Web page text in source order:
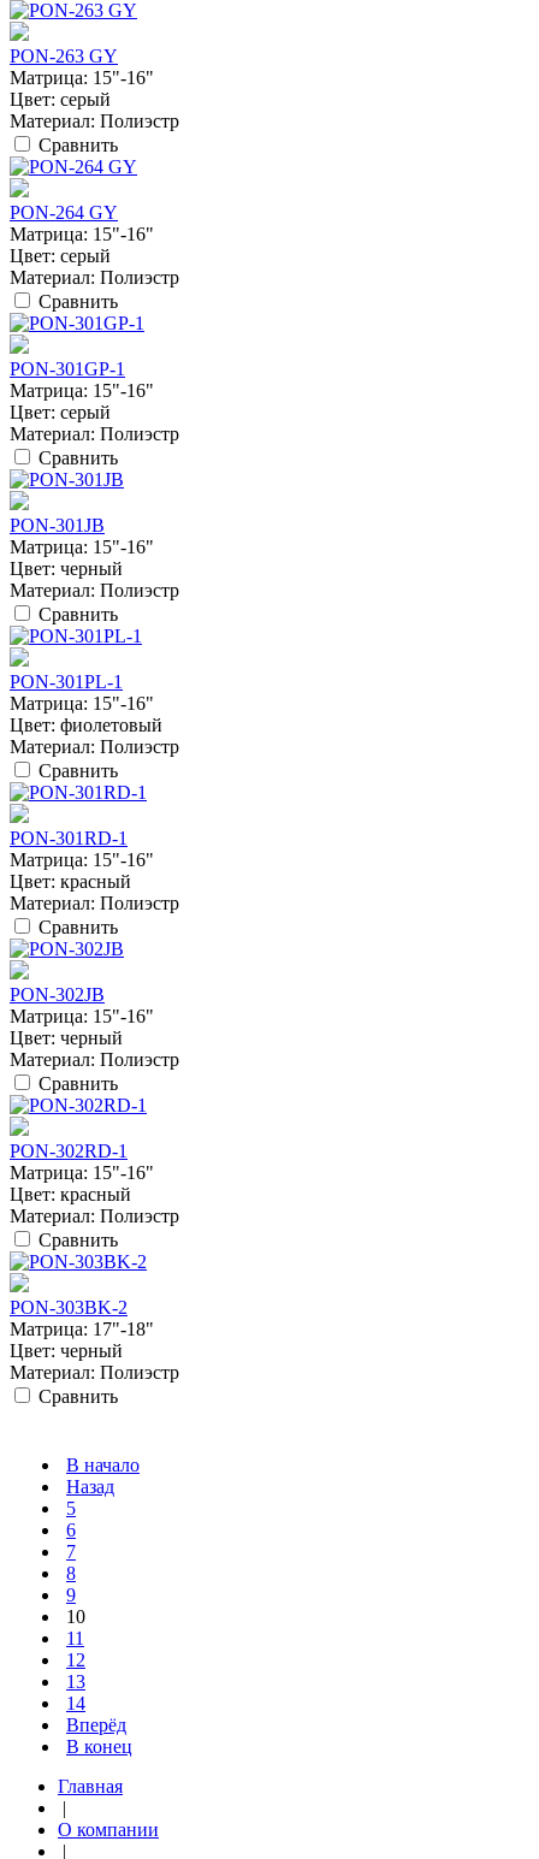
PON-263 GY
Матрица: 15"-16"
Цвет: серый
Материал: Полиэстр
Сравнить
PON-264 GY
Матрица: 15"-16"
Цвет: серый
Материал: Полиэстр
Сравнить
PON-301GP-1
Матрица: 15"-16"
Цвет: серый
Материал: Полиэстр
Сравнить
PON-301JB
Матрица: 15"-16"
Цвет: черный
Материал: Полиэстр
Сравнить
PON-301PL-1
Матрица: 15"-16"
Цвет: фиолетовый
Материал: Полиэстр
Сравнить
PON-301RD-1
Матрица: 15"-16"
Цвет: красный
Материал: Полиэстр
Сравнить
PON-302JB
Матрица: 15"-16"
Цвет: черный
Материал: Полиэстр
Сравнить
PON-302RD-1
Матрица: 15"-16"
Цвет: красный
Материал: Полиэстр
Сравнить
PON-303BK-2
Матрица: 17"-18"
Цвет: черный
Материал: Полиэстр
Сравнить
В начало
Назад
5
6
7
8
9
10
11
12
13
14
Вперёд
В конец
Главная
|
О компании
|